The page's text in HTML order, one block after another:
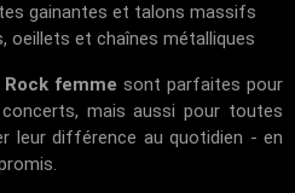
gainantes et talons massifs
oeillets et chaînes métalliques
femme sont parfaites pour
mais aussi pour toutes
leur différence au quotidien - en